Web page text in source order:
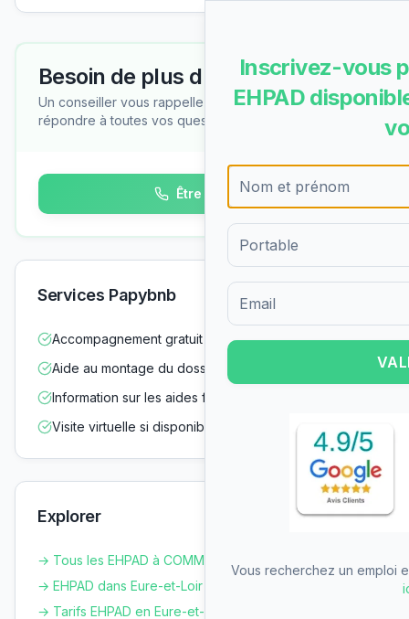
Besoin de plus d'informations ?
Un conseiller vous rappelle gratuitement pour
répondre à toutes vos questions
Être rappelé
Services Papybnb
Accompagnement gratuit dans vos démarches
Aide au montage du dossier d'admission
Information sur les aides financières
Visite virtuelle si disponible
Explorer
→ Tous les EHPAD à COMMUNE NOUVELLE D ARROU
→ EHPAD dans Eure-et-Loir
→ Tarifs EHPAD en Eure-et-Loir
Inscrivez-vous
EHPAD
Formulaire d'inscription pour
Vous recherchez un emploi